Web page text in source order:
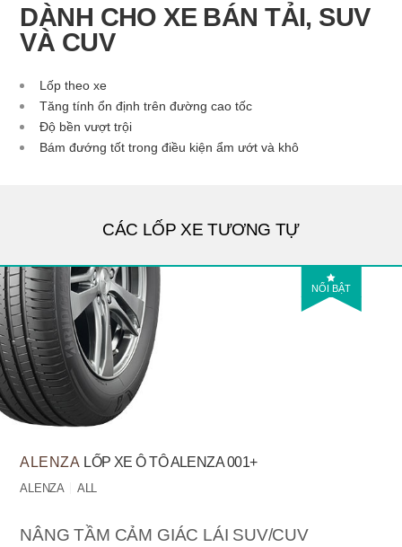
DÀNH CHO XE BÁN TẢI, SUV
VÀ CUV
Lốp theo xe
Tăng tính ổn định trên đường cao tốc
Độ bền vượt trội
Bám đướng tốt trong điều kiện ẩm ướt và khô
CÁC LỐP XE TƯƠNG TỰ
NỔI BẬT
ALENZA LỐP XE Ô TÔ ALENZA 001+
ALENZA ALL
NÂNG TẦM CẢM GIÁC LÁI SUV/CUV